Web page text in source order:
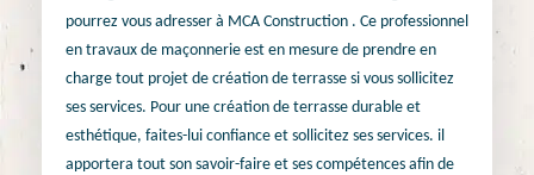
pourrez vous adresser à MCA Construction . Ce professionnel
en travaux de maçonnerie est en mesure de prendre en
charge tout projet de création de terrasse si vous sollicitez
ses services. Pour une création de terrasse durable et
esthétique, faites-lui confiance et sollicitez ses services. il
apportera tout son savoir-faire et ses compétences afin de